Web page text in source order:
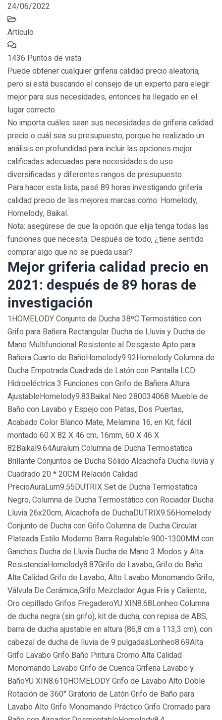
24/06/2022
Artículo
1436 Puntos de vista
Puede obtener cualquier griferia calidad precio aleatoria,
pero si está buscando el consejo de un experto para elegir
mejor para sus necesidades, entonces ha llegado en el
lugar correcto.
No importa cuáles sean sus necesidades de griferia calidad
precio o cuál sea su presupuesto, porque he realizado un
análisis en profundidad para incluir las opciones mejor
calificadas adecuadas para necesidades de uso
diversificadas y diferentes rangos de presupuesto.
Para hacer esta lista, pasé 89 horas investigando griferia
calidad precio de las mejores marcas como: Homelody,
Homelody, Baikal.
Nota: asegúrese de que la opción que elija tenga todas las
funciones que necesita. Después de todo, ¿tiene sentido
comprar algo que no se pueda usar?
Mejor griferia calidad precio en
2021: después de 89 horas de
investigación
1HOMELODY Conjunto de Ducha 38ºC Termostático con
Grifo para Bañera Rectangular Ducha de Lluvia y Ducha de
Mano Multifuncional Resistente al Desgaste Apto para
Bañera Cuarto de BañoHomelody9.92Homelody Columna de
Ducha Empotrada Cuadrada de Latón con Pantalla LCD
Hidroeléctrica 3 Funciones con Grifo de Bañera Altura
AjustableHomelody9.83Baikal Neo 280034068 Mueble de
Baño con Lavabo y Espejo con Patas, Dos Puertas,
Acabado Color Blanco Mate, Melamina 16, en Kit, fácil
montado 60 X 82 X 46 cm, 16mm, 60 X 46 X
82Baikal9.64Auralum Columna de Ducha Termostatica
Brillante Conjuntos de Ducha Sólido Alcachofa Ducha lluvia y
Cuadrado 20 * 20CM Relación Calidad
PrecioAuraLum9.55DUTRIX Set de Ducha Termostatica
Negro, Columna de Ducha Termostático con Rociador Ducha
Lluvia 26x20cm, Alcachofa de DuchaDUTRIX9.56Homelody
Conjunto de Ducha con Grifo Columna de Ducha Circular
Plateada Estilo Moderno Barra Regulable 900-1300MM con
Ganchos Ducha de Lluvia Ducha de Mano 3 Modos y Alta
ResistenciaHomelody8.87Grifo de Lavabo, Grifo de Baño
Alta Calidad Grifo de Lavabo, Alto Lavabo Monomando Grifo,
Válvula De Cerámica,Grifo Mezclador Agua Fría y Caliente,
Oro cepillado Grifos FregaderoYU XIN8.68Lonheo Columna
de ducha negra (sin grifo), kit de ducha, con repisa de ABS,
barra de ducha ajustable en altura (86,8 cm a 113,3 cm), con
cabezal de ducha de lluvia de 9 pulgadasLonheo8.69Alta
Grifo Lavabo Grifo Baño Pintura Cromo Alta Calidad
Monomando Lavabo Grifo de Cuenca Griferia Lavabo y
BañoYU XIN8.610HOMELODY Grifo de Lavabo Alto Doble
Rotación de 360° Giratorio de Latón Grifo de Baño para
Lavabo Alto Grifo Monomando Práctico Grifo Cromado para